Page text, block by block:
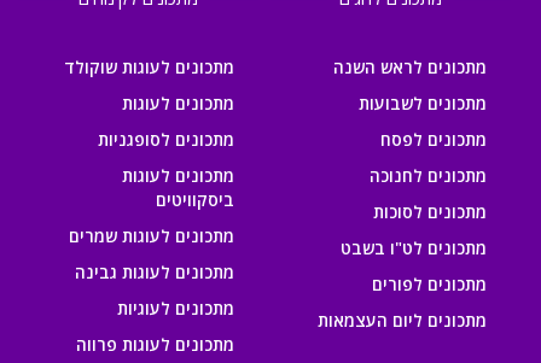
מתכונים לראש השנה
מתכונים לשבועות
מתכונים לפסח
מתכונים לחנוכה
מתכונים לסוכות
מתכונים לט"ו בשבט
מתכונים לפורים
מתכונים ליום העצמאות
מתכונים לעוגות שוקולד
מתכונים לעוגות
מתכונים לסופגניות
מתכונים לעוגות
ביסקוויטים
מתכונים לעוגות שמרים
מתכונים לעוגות גבינה
מתכונים לעוגיות
מתכונים לעוגות פרווה